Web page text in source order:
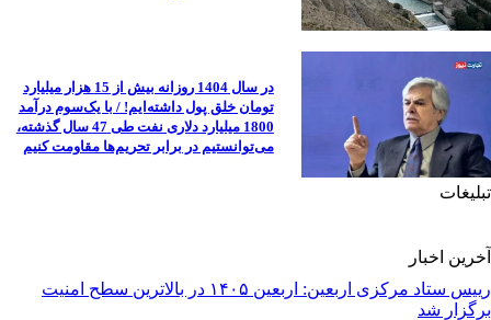
در سال 1404 روزانه بیش از 15 هزار میلیارد
تومان خلق پول داشته‌ایم! / با یک‌سوم درآمد
1800 میلیارد دلاری نفت طی 47 سال گذشته،
می‌توانستیم در برابر تحریم‌ها مقاومت کنیم
تبلیغات
آخرین اخبار
رییس ستاد مرکزی اربعین: اربعین ۱۴۰۵ در بالاترین سطح امنیت
برگزار شد